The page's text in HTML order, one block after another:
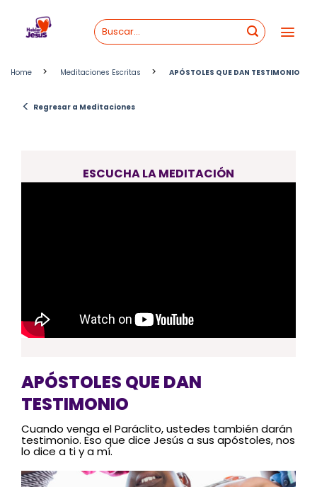
content
Home > Meditaciones Escritas > APÓSTOLES QUE DAN TESTIMONIO
< Regresar a Meditaciones
ESCUCHA LA MEDITACIÓN
APÓSTOLES QUE DAN
TESTIMONIO
Cuando venga el Paráclito, ustedes también darán
testimonio. Eso que dice Jesús a sus apóstoles, nos
lo dice a ti y a mí.